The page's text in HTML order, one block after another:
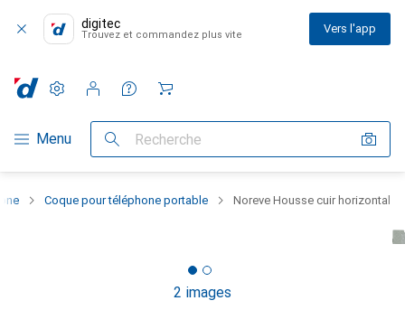
digitec
Trouvez et commandez plus vite Vers l'app
Navigation par catégorie
Menu Recherche
Paramètres
Compte client
Listes de comparaison
Listes d'envies
Panier
Coque pour téléphone portable Noreve Housse cuir horizontal
2 images